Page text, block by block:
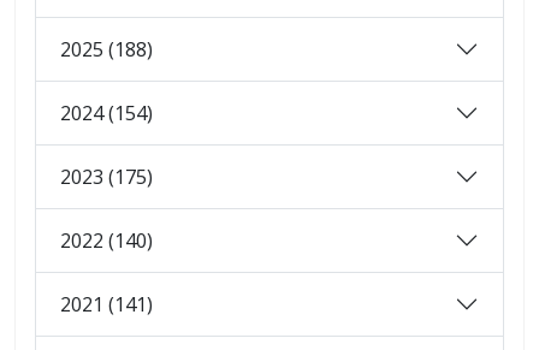
2025 (188)
2024 (154)
2023 (175)
2022 (140)
2021 (141)